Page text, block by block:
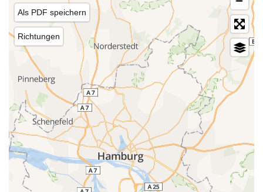
Als PDF speichern
Richtungen